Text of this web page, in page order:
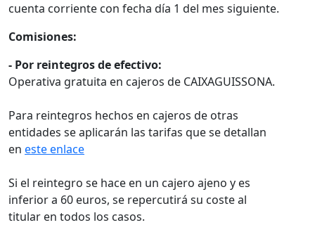
cuenta corriente con fecha día 1 del mes siguiente.
Comisiones:
- Por reintegros de efectivo:
Operativa gratuita en cajeros de CAIXAGUISSONA.
Para reintegros hechos en cajeros de otras
entidades se aplicarán las tarifas que se detallan
en este enlace
Si el reintegro se hace en un cajero ajeno y es
inferior a 60 euros, se repercutirá su coste al
titular en todos los casos.